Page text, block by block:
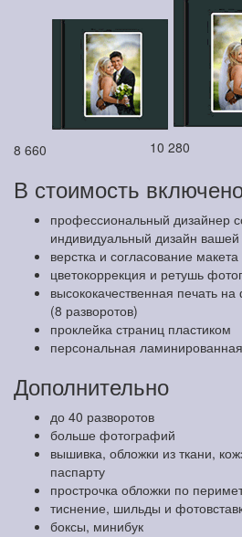
8 660 10 280
В стоимость
профессиональный дизайнер
индивидуальный дизайн вашей
верстка и согласование макета
цветокоррекция и ретушь
высококачественная печать
(8 разворотов)
проклейка страниц пластиком
персональная
Дополнительно
до 40 разворотов
больше фотографий
вышивка, обложки из ткани,
паспарту
прострочка обложки по
тиснение, шильды и
боксы, минибук